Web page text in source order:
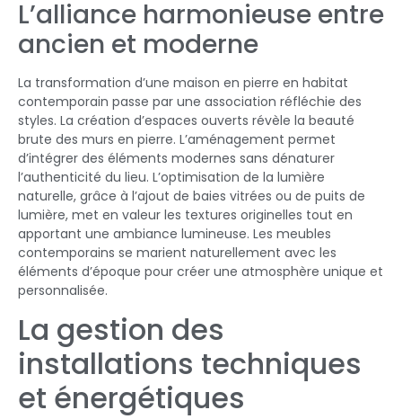
L’alliance harmonieuse entre
ancien et moderne
La transformation d’une maison en pierre en habitat
contemporain passe par une association réfléchie des
styles. La création d’espaces ouverts révèle la beauté
brute des murs en pierre. L’aménagement permet
d’intégrer des éléments modernes sans dénaturer
l’authenticité du lieu. L’optimisation de la lumière
naturelle, grâce à l’ajout de baies vitrées ou de puits de
lumière, met en valeur les textures originelles tout en
apportant une ambiance lumineuse. Les meubles
contemporains se marient naturellement avec les
éléments d’époque pour créer une atmosphère unique et
personnalisée.
La gestion des
installations techniques
et énergétiques